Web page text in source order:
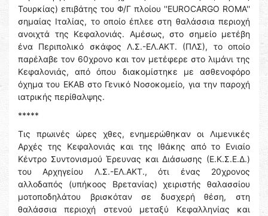
Τουρκίας) επιβάτης του Φ/Γ πλοίου ''EUROCARGO ROMA''
σημαίας Ιταλίας, το οποίο έπλεε στη θαλάσσια περιοχή
ανοιχτά της Κεφαλονιάς. Αμέσως, στο σημείο μετέβη
ένα Περιπολικό σκάφος Λ.Σ.-ΕΛ.ΑΚΤ. (ΠΛΣ), το οποίο
παρέλαβε τον 60χρονο και τον μετέφερε στο λιμάνι της
Κεφαλονιάς, από όπου διακομίστηκε με ασθενοφόρο
όχημα του ΕΚΑΒ στο Γενικό Νοσοκομείο, για την παροχή
ιατρικής περίθαλψης.
*****
Τις πρωινές ώρες χθες, ενημερώθηκαν οι Λιμενικές
Αρχές της Κεφαλονιάς και της Ιθάκης από το Ενιαίο
Κέντρο Συντονισμού Έρευνας και Διάσωσης (Ε.Κ.Σ.Ε.Δ.)
του Αρχηγείου Λ.Σ.-ΕΛ.ΑΚΤ., ότι ένας 20χρονος
αλλοδαπός (υπήκοος Βρετανίας) χειριστής θαλασσίου
μοτοποδηλάτου βρισκόταν σε δυσχερή θέση, στη
θαλάσσια περιοχή στενού μεταξύ Κεφαλληνίας και